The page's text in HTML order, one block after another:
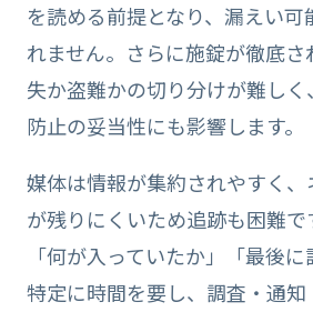
を読める前提となり、漏えい可
れません。さらに施錠が徹底さ
失か盗難かの切り分けが難し
防止の妥当性にも影響します。
媒体は情報が集約されやすく
が残りにくいため追跡も困難で
「何が入っていたか」「最後
特定に時間を要し、調査・通